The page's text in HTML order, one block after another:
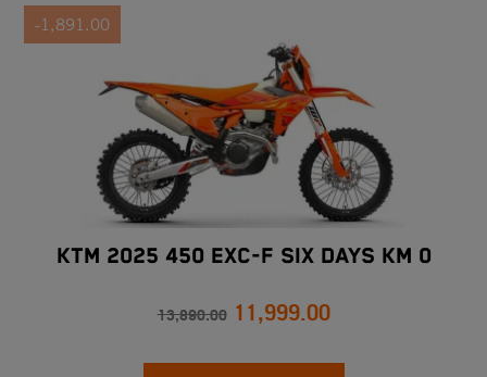
-1,891.00
KTM 2025 450 EXC-F SIX DAYS Km 0
13,890.00 11,999.00